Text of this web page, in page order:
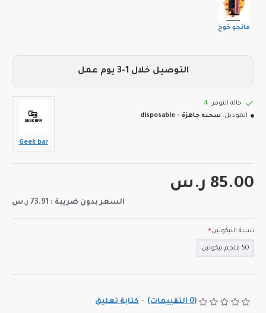
مانجو خوخ
(0 التقييمات) - كتابة تعليق
85.00 ر.س
السعر بدون ضريبة : 73.91 ر.س
حالة التوفر: 4
الموديل: سحبه جاهزة - disposable
Geek bar
نسبة النيكوتين
50 ملجم نيكوتين
التوصيل خلال 1-3 يوم عمل